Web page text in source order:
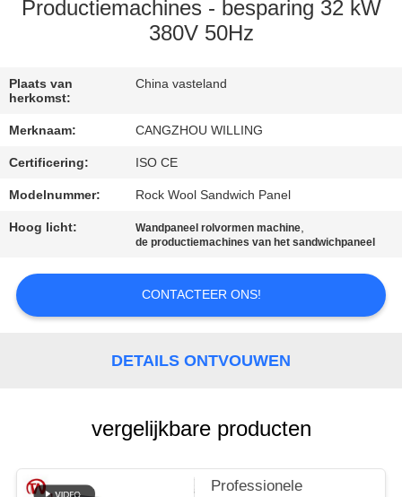
Productiemachines - besparing 32 kW
380V 50Hz
Plaats van
herkomst:
China vasteland
Merknaam: CANGZHOU WILLING
Certificering: ISO CE
Modelnummer: Rock Wool Sandwich Panel
Hoog licht: Wandpaneel rolvormen machine,
de productiemachines van het sandwichpaneel
CONTACTEER ONS!
DETAILS ONTVOUWEN
vergelijkbare producten
Professionele